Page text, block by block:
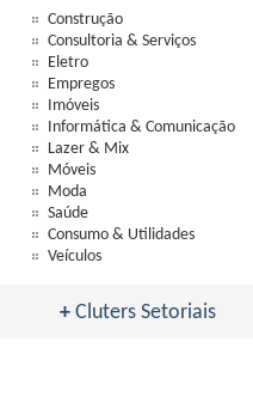
Construção
Consultoria & Serviços
Eletro
Empregos
Imóveis
Informática & Comunicação
Lazer & Mix
Móveis
Moda
Saúde
Consumo & Utilidades
Veículos
+Cluters Setoriais